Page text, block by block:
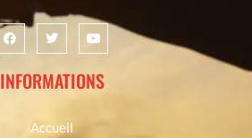
INFORMATIONS
Accueil